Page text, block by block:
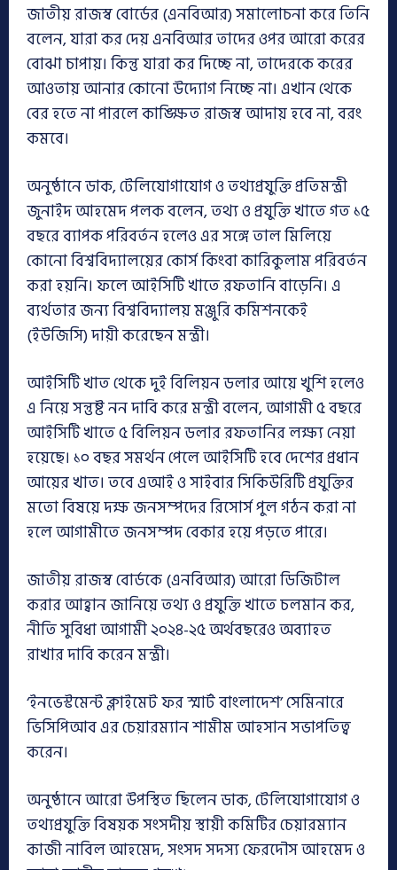
জাতীয় রাজস্ব বোর্ডের (এনবিআর) সমালোচনা করে তিনি
বলেন, যারা কর দেয় এনবিআর তাদের ওপর আরো করের
বোঝা চাপায়। কিন্তু যারা কর দিচ্ছে না, তাদেরকে করের
আওতায় আনার কোনো উদ্যোগ নিচ্ছে না। এখান থেকে
বের হতে না পারলে কাঙ্ক্ষিত রাজস্ব আদায় হবে না, বরং
কমবে।
অনুষ্ঠানে ডাক, টেলিযোগাযোগ ও তথ্যপ্রযুক্তি প্রতিমন্ত্রী
জুনাইদ আহমেদ পলক বলেন, তথ্য ও প্রযুক্তি খাতে গত ১৫
বছরে ব্যাপক পরিবর্তন হলেও এর সঙ্গে তাল মিলিয়ে
কোনো বিশ্ববিদ্যালয়ের কোর্স কিংবা কারিকুলাম পরিবর্তন
করা হয়নি। ফলে আইসিটি খাতে রফতানি বাড়েনি। এ
ব্যর্থতার জন্য বিশ্ববিদ্যালয় মঞ্জুরি কমিশনকেই
(ইউজিসি) দায়ী করেছেন মন্ত্রী।
আইসিটি খাত থেকে দুই বিলিয়ন ডলার আয়ে খুশি হলেও
এ নিয়ে সন্তুষ্ট নন দাবি করে মন্ত্রী বলেন, আগামী ৫ বছরে
আইসিটি খাতে ৫ বিলিয়ন ডলার রফতানির লক্ষ্য নেয়া
হয়েছে। ১০ বছর সমর্থন পেলে আইসিটি হবে দেশের প্রধান
আয়ের খাত। তবে এআই ও সাইবার সিকিউরিটি প্রযুক্তির
মতো বিষয়ে দক্ষ জনসম্পদের রিসোর্স পুল গঠন করা না
হলে আগামীতে জনসম্পদ বেকার হয়ে পড়তে পারে।
জাতীয় রাজস্ব বোর্ডকে (এনবিআর) আরো ডিজিটাল
করার আহ্বান জানিয়ে তথ্য ও প্রযুক্তি খাতে চলমান কর,
নীতি সুবিধা আগামী ২০২৪-২৫ অর্থবছরেও অব্যাহত
রাখার দাবি করেন মন্ত্রী।
‘ইনভেস্টমেন্ট ক্লাইমেট ফর স্মার্ট বাংলাদেশ’ সেমিনারে
ভিসিপিআব এর চেয়ারম্যান শামীম আহসান সভাপতিত্ব
করেন।
অনুষ্ঠানে আরো উপস্থিত ছিলেন ডাক, টেলিযোগাযোগ ও
তথ্যপ্রযুক্তি বিষয়ক সংসদীয় স্থায়ী কমিটির চেয়ারম্যান
কাজী নাবিল আহমেদ, সংসদ সদস্য ফেরদৌস আহমেদ ও